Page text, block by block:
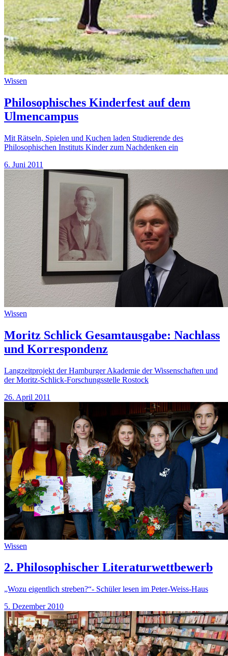
Wissen
Philosophisches Kinderfest auf dem
Ulmencampus
Mit Rätseln, Spielen und Kuchen laden Studierende des
Philosophischen Instituts Kinder zum Nachdenken ein
6. Juni 2011
Wissen
Moritz Schlick Gesamtausgabe: Nachlass
und Korrespondenz
Langzeitprojekt der Hamburger Akademie der Wissenschaften und
der Moritz-Schlick-Forschungsstelle Rostock
26. April 2011
Wissen
2. Philosophischer Literaturwettbewerb
„Wozu eigentlich streben?“- Schüler lesen im Peter-Weiss-Haus
5. Dezember 2010